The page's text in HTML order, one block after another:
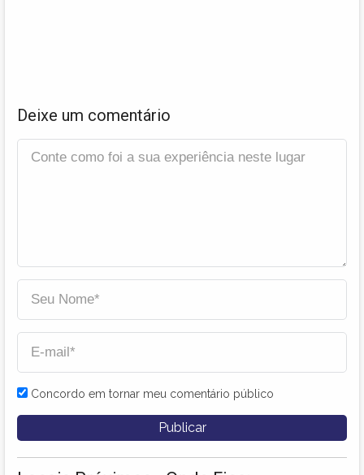
Deixe um comentário
Concordo em tornar meu comentário público